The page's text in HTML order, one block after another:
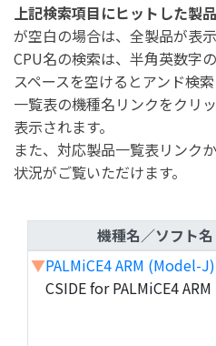
上記検索項目にヒットした製
が空白の場合は、全製品が表示
CPU名の検索は、半角英数字
スペースを空けるとアンド検索
一覧表の機種名リンクをクリ
表示されます。
また、対応製品一覧表リンク
状況がご覧いただけます。
機種名／ソフト名
▼PALMiCE4 ARM (Model-J)
CSIDE for PALMiCE4 ARM